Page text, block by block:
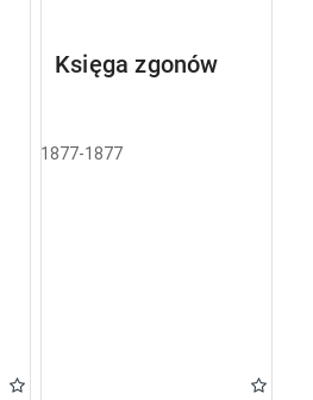
Księga zgonów
1877-1877